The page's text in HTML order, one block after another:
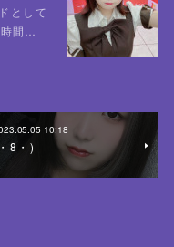
として
間…
10:18
8・)